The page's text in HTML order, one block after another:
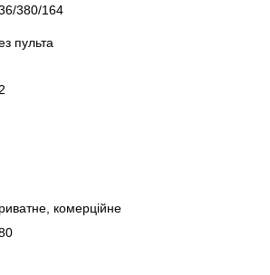
380/164
пульта
комерційне